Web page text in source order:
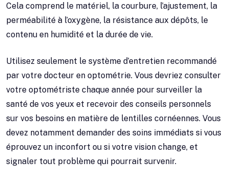
Cela comprend le matériel, la courbure, l’ajustement, la
perméabilité à l’oxygène, la résistance aux dépôts, le
contenu en humidité et la durée de vie.
Utilisez seulement le système d’entretien recommandé
par votre docteur en optométrie. Vous devriez consulter
votre optométriste chaque année pour surveiller la
santé de vos yeux et recevoir des conseils personnels
sur vos besoins en matière de lentilles cornéennes. Vous
devez notamment demander des soins immédiats si vous
éprouvez un inconfort ou si votre vision change, et
signaler tout problème qui pourrait survenir.